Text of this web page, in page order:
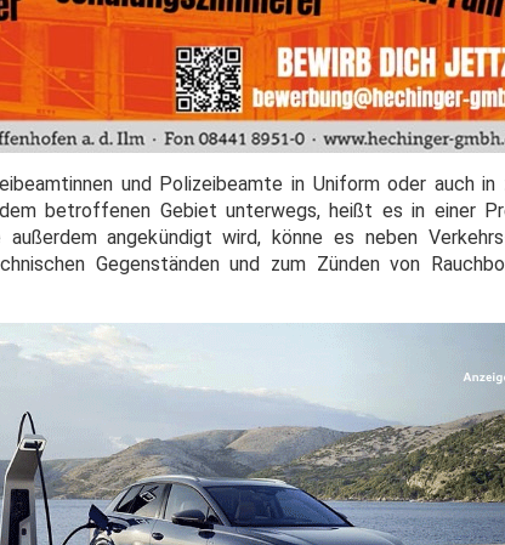
und Polizeibeamte in Uniform oder auch in
betroffenen Gebiet unterwegs, heißt es in einer
angekündigt wird, könne es neben
Gegenständen und zum Zünden von